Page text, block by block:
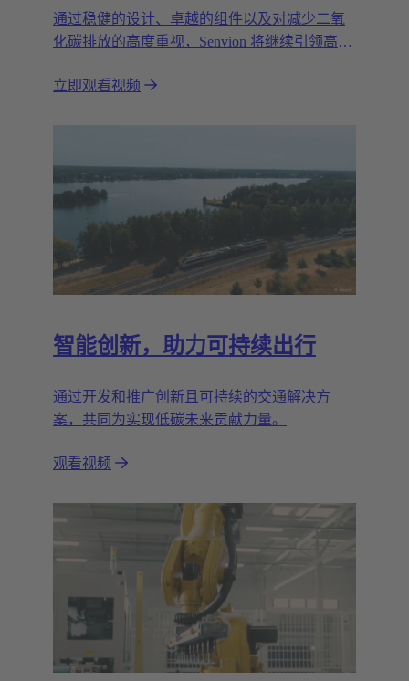
通过稳健的设计、卓越的组件以及对减少二氧
化碳排放的高度重视，Senvion 将继续引领高
代（AES）得以成立的最重要基础之一。
立即观看视频
智能创新，助力可持续出行
通过开发和推广创新且可持续的交通解决方
案，共同为实现低碳未来贡献力量。
观看视频